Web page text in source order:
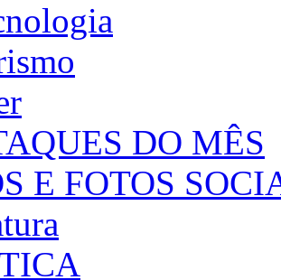
DO MÊS
E FOTOS